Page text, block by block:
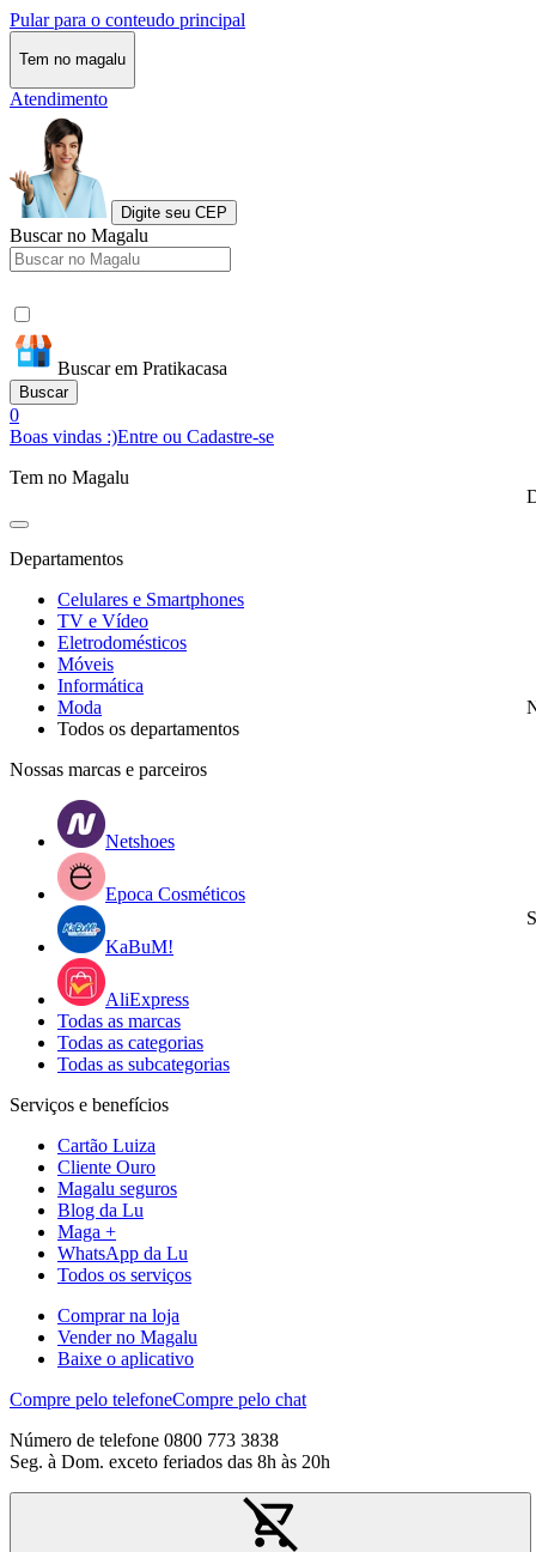
Pular para o conteudo principal
Tem no magalu
Atendimento
Digite seu CEP
Buscar no Magalu
Buscar em Pratikacasa
Buscar
0
Boas vindas :)Entre ou Cadastre-se
Tem no Magalu
Departamentos
Celulares e Smartphones
TV e Vídeo
Eletrodomésticos
Móveis
Informática
Moda
Todos os departamentos
Nossas marcas e parceiros
Netshoes
Epoca Cosméticos
KaBuM!
AliExpress
Todas as marcas
Todas as categorias
Todas as subcategorias
Serviços e benefícios
Cartão Luiza
Cliente Ouro
Magalu seguros
Blog da Lu
Maga +
WhatsApp da Lu
Todos os serviços
Comprar na loja
Vender no Magalu
Baixe o aplicativo
Compre pelo telefoneCompre pelo chat
Número de telefone 0800 773 3838
Seg. à Dom. exceto feriados das 8h às 20h